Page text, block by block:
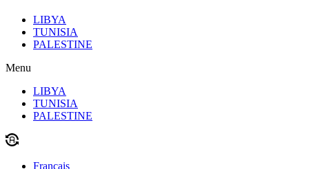
LIBYA
TUNISIA
PALESTINE
Menu
LIBYA
TUNISIA
PALESTINE
Français